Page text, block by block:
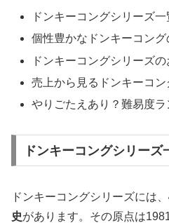
ドンキーコングシリーズ
個性豊かなドンキーコング
ドンキーコングシリーズ
売上から見るドンキーコ
やりごたえあり？難易度
ドンキーコングシリーズ
ドンキーコングシリーズには、
史があります。その原点は